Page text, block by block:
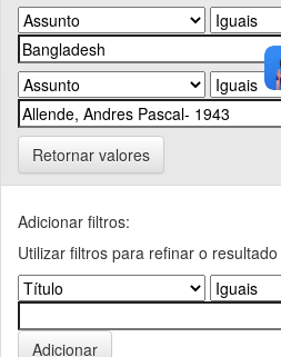
Retornar valores
Adicionar filtros:
Utilizar filtros para refinar o